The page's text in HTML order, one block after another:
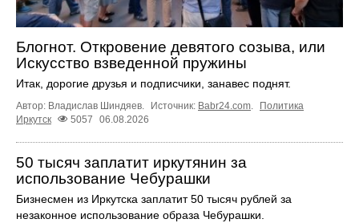
Блогнот. Откровение девятого созыва, или
Искусство взведенной пружины
Итак, дорогие друзья и подписчики, занавес поднят.
Автор: Владислав Шиндяев. Источник: Babr24.com.
Политика
Иркутск
5057 06.08.2026
50 тысяч заплатит иркутянин за
использование Чебурашки
Бизнесмен из Иркутска заплатит 50 тысяч рублей за
незаконное использование образа Чебурашки.